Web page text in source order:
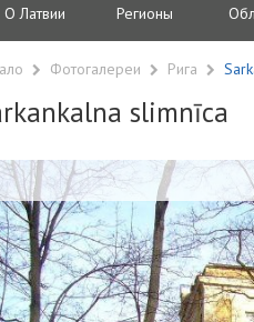
О Латвии Регионы
Фотогалереи Рига
slimnīca